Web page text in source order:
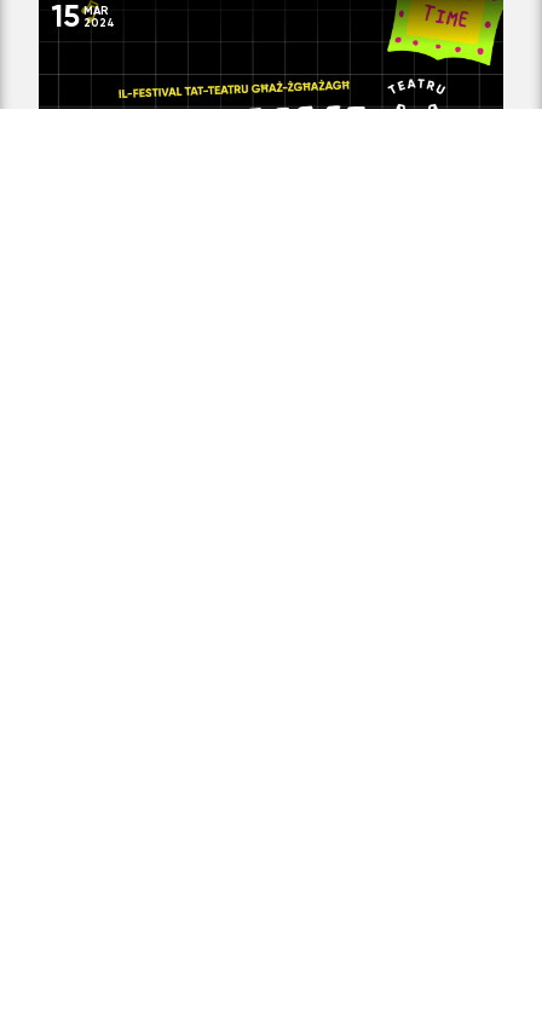
15 MAR
2024